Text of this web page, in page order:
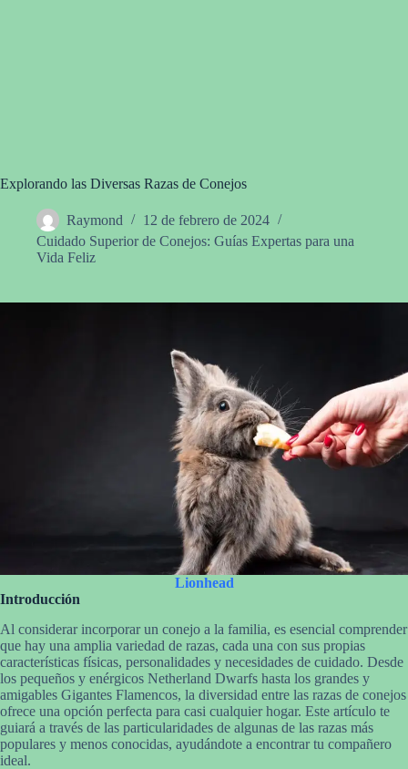
Explorando las Diversas Razas de Conejos
Raymond
12 de febrero de 2024
Cuidado Superior de Conejos: Guías Expertas para una
Vida Feliz
Lionhead
Introducción
Al considerar incorporar un conejo a la familia, es esencial comprender
que hay una amplia variedad de razas, cada una con sus propias
características físicas, personalidades y necesidades de cuidado. Desde
los pequeños y enérgicos Netherland Dwarfs hasta los grandes y
amigables Gigantes Flamencos, la diversidad entre las razas de conejos
ofrece una opción perfecta para casi cualquier hogar. Este artículo te
guiará a través de las particularidades de algunas de las razas más
populares y menos conocidas, ayudándote a encontrar tu compañero
ideal.